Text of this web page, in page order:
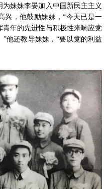
妹妹李晏加入中国新民主主义
兴，他鼓励妹妹，“今天已是一
年的先进性与积极性来响应党
他还教导妹妹，“要以党的利益